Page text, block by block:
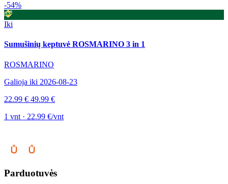
-54%
Iki
Sumušinių keptuvė ROSMARINO 3 in 1
ROSMARINO
Galioja iki 2026-08-23
22.99 € 49.99 €
1 vnt · 22.99 €/vnt
Parduotuvės